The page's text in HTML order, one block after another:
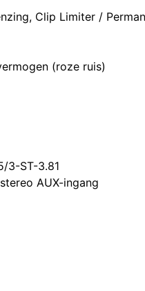
Clip Limiter /
(roze ruis)
3-ST-3.81
AUX-ingang